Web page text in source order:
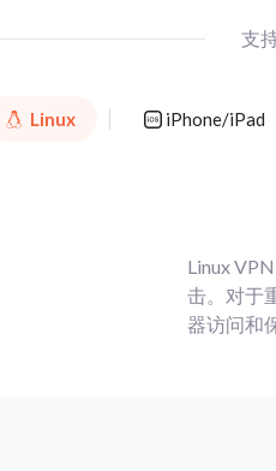
支
Linux iPhone/iPad
Linux
击。对于
器访问和